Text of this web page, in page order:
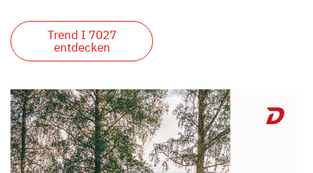
Trend I 7027
entdecken